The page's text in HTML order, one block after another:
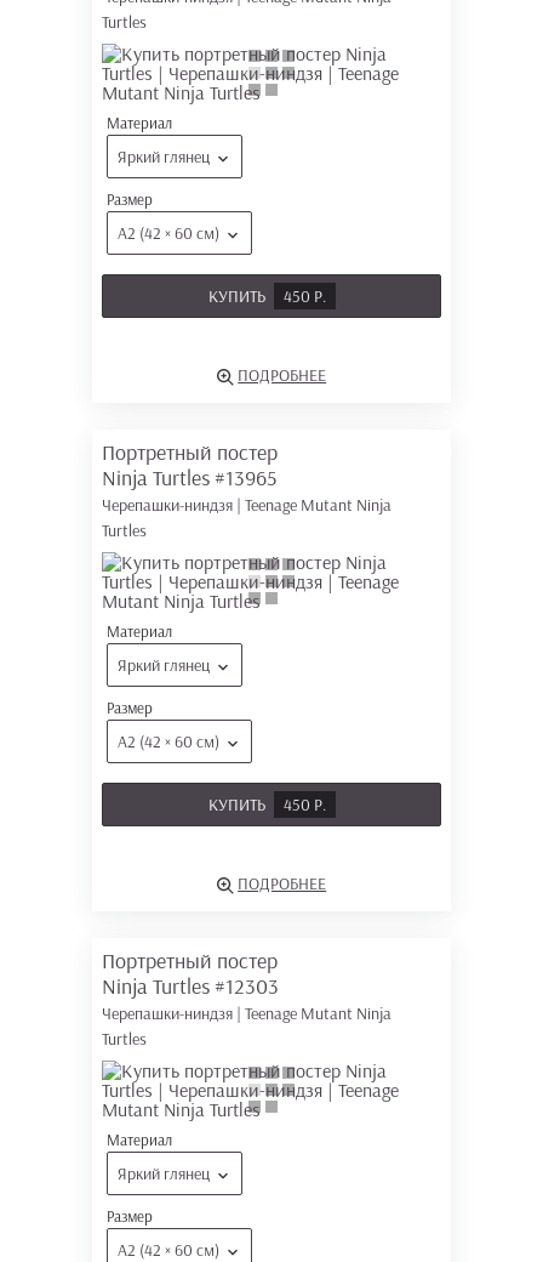
Turtles
Материал
Яркий глянец
Размер
А2 (42 × 60 см)
КУПИТЬ 450 Р.
ПОДРОБНЕЕ
Портретный постер
Ninja Turtles #13965
Черепашки-ниндзя | Teenage Mutant Ninja
Turtles
Материал
Яркий глянец
Размер
А2 (42 × 60 см)
КУПИТЬ 450 Р.
ПОДРОБНЕЕ
Портретный постер
Ninja Turtles #12303
Черепашки-ниндзя | Teenage Mutant Ninja
Turtles
Материал
Яркий глянец
Размер
А2 (42 × 60 см)